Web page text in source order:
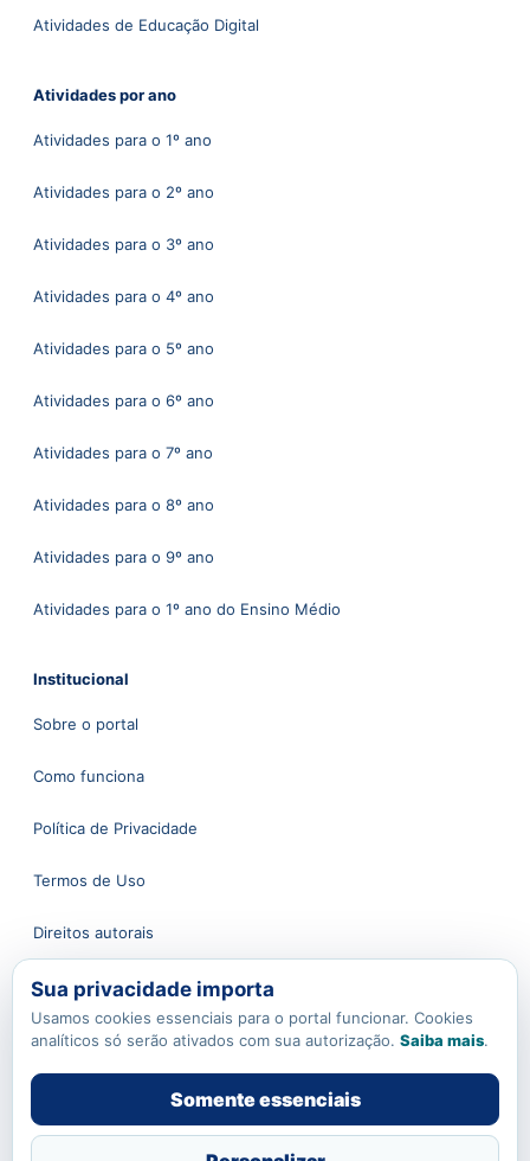
Atividades de Educação Digital
Atividades por ano
Atividades para o 1º ano
Atividades para o 2º ano
Atividades para o 3º ano
Atividades para o 4º ano
Atividades para o 5º ano
Atividades para o 6º ano
Atividades para o 7º ano
Atividades para o 8º ano
Atividades para o 9º ano
Atividades para o 1º ano do Ensino Médio
Institucional
Sobre o portal
Como funciona
Política de Privacidade
Termos de Uso
Direitos autorais
Atendimento
Fale conosco
contato@apoioaoprofessor.com.br
Sua privacidade importa
Usamos cookies essenciais para o portal funcionar. Cookies
analíticos só serão ativados com sua autorização. Saiba mais.
Somente essenciais